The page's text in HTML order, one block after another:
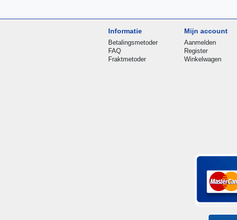
Informatie
Betalingsmetoder
FAQ
Fraktmetoder
Mijn account
Aanmelden
Register
Winkelwagen